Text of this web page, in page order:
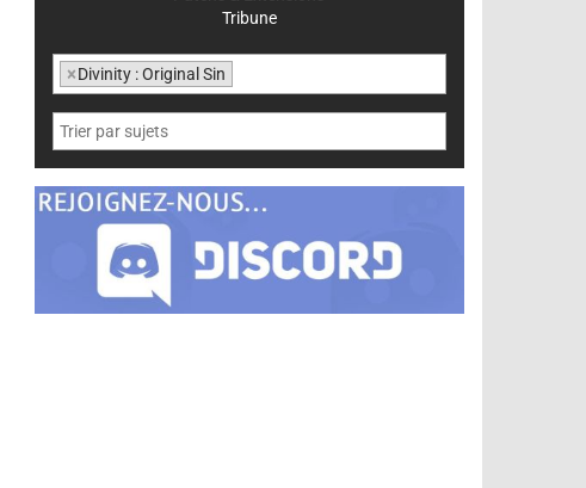
Tribune
×Divinity : Original Sin